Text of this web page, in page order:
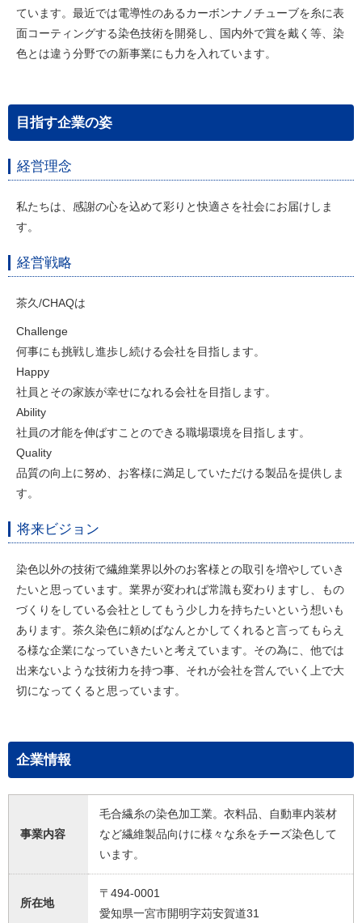
ています。最近では電導性のあるカーボンナノチューブを糸に表
面コーティングする染色技術を開発し、国内外で賞を戴く等、染
色とは違う分野での新事業にも力を入れています。
目指す企業の姿
経営理念
私たちは、感謝の心を込めて彩りと快適さを社会にお届けしま
す。
経営戦略
茶久/CHAQは
Challenge
何事にも挑戦し進歩し続ける会社を目指します。
Happy
社員とその家族が幸せになれる会社を目指します。
Ability
社員の才能を伸ばすことのできる職場環境を目指します。
Quality
品質の向上に努め、お客様に満足していただける製品を提供しま
す。
将来ビジョン
染色以外の技術で繊維業界以外のお客様との取引を増やしていき
たいと思っています。業界が変われば常識も変わりますし、もの
づくりをしている会社としてもう少し力を持ちたいという想いも
あります。茶久染色に頼めばなんとかしてくれると言ってもらえ
る様な企業になっていきたいと考えています。その為に、他では
出来ないような技術力を持つ事、それが会社を営んでいく上で大
切になってくると思っています。
企業情報
事業内容
毛合繊糸の染色加工業。衣料品、自動車内装材
など繊維製品向けに様々な糸をチーズ染色して
います。
所在地
〒494-0001
愛知県一宮市開明字苅安賀道31